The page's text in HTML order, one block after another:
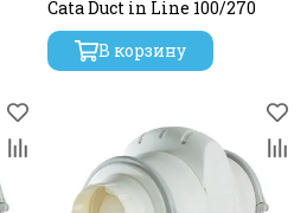
круглые вентиляторы
вентиляторы
Россия
круглые
Cata Duct in Line 100/270
В корзину